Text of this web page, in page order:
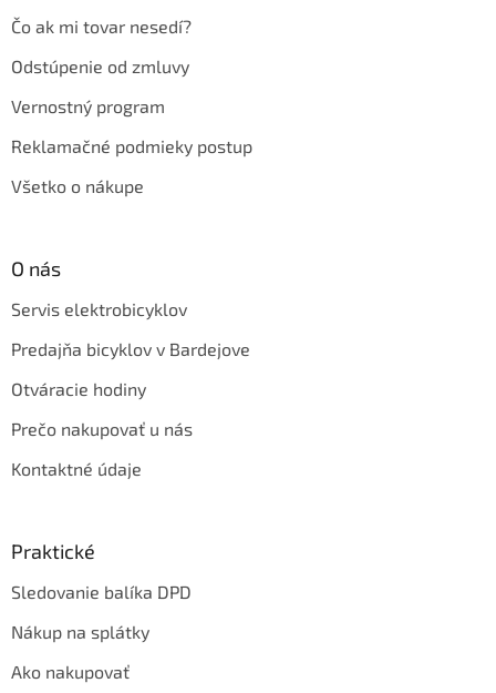
Čo ak mi tovar nesedí?
Odstúpenie od zmluvy
Vernostný program
Reklamačné podmieky postup
Všetko o nákupe
O nás
Servis elektrobicyklov
Predajňa bicyklov v Bardejove
Otváracie hodiny
Prečo nakupovať u nás
Kontaktné údaje
Praktické
Sledovanie balíka DPD
Nákup na splátky
Ako nakupovať